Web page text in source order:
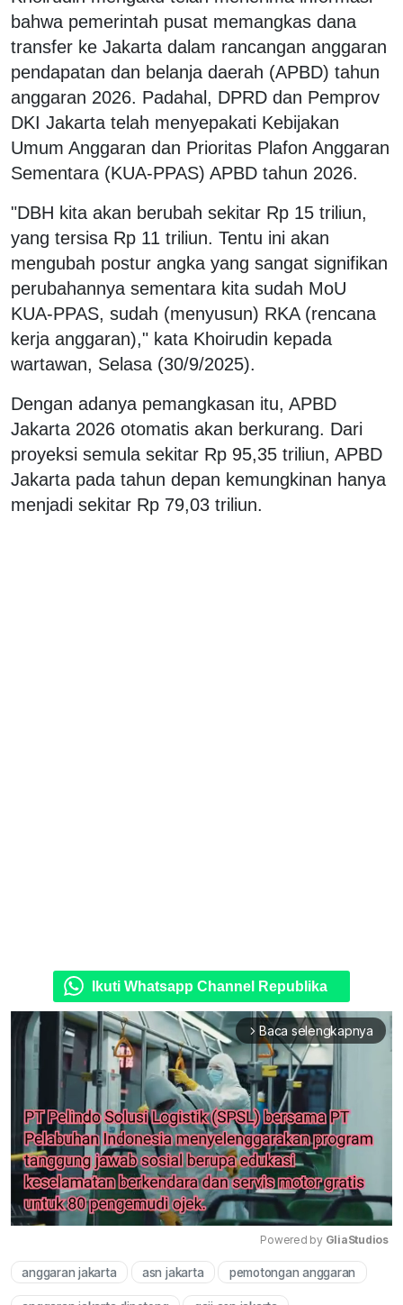
bahwa pemerintah pusat memangkas dana
transfer ke Jakarta dalam rancangan anggaran
pendapatan dan belanja daerah (APBD) tahun
anggaran 2026. Padahal, DPRD dan Pemprov
DKI Jakarta telah menyepakati Kebijakan
Umum Anggaran dan Prioritas Plafon Anggaran
Sementara (KUA-PPAS) APBD tahun 2026.
"DBH kita akan berubah sekitar Rp 15 triliun,
yang tersisa Rp 11 triliun. Tentu ini akan
mengubah postur angka yang sangat signifikan
perubahannya sementara kita sudah MoU
KUA-PPAS, sudah (menyusun) RKA (rencana
kerja anggaran)," kata Khoirudin kepada
wartawan, Selasa (30/9/2025).
Dengan adanya pemangkasan itu, APBD
Jakarta 2026 otomatis akan berkurang. Dari
proyeksi semula sekitar Rp 95,35 triliun, APBD
Jakarta pada tahun depan kemungkinan hanya
menjadi sekitar Rp 79,03 triliun.
Ikuti Whatsapp Channel Republika
arrow_forward_ios Baca selengkapnya
Mute
Powered by GliaStudios
anggaran jakarta asn jakarta pemotongan anggaran